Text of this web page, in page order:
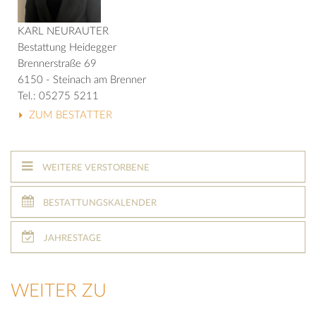
KARL NEURAUTER
Bestattung Heidegger
Brennerstraße 69
6150 - Steinach am Brenner
Tel.: 05275 5211
ZUM BESTATTER
WEITERE VERSTORBENE
BESTATTUNGSKALENDER
JAHRESTAGE
WEITER ZU